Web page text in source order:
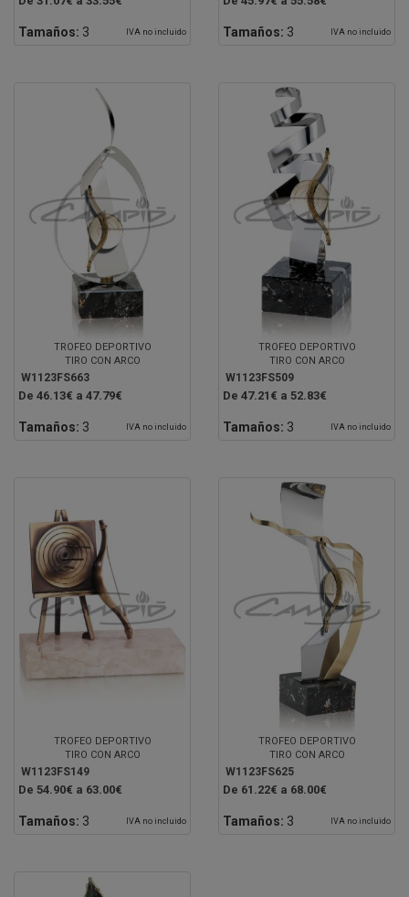
Tamaños: 3 IVA no incluido Tamaños: 3 IVA no incluido
TROFEO DEPORTIVO
TIRO CON ARCO
W1123FS663
De 46.13€ a 47.79€
Tamaños: 3 IVA no incluido
TROFEO DEPORTIVO
TIRO CON ARCO
W1123FS509
De 47.21€ a 52.83€
Tamaños: 3 IVA no incluido
TROFEO DEPORTIVO
TIRO CON ARCO
W1123FS149
De 54.90€ a 63.00€
Tamaños: 3 IVA no incluido
TROFEO DEPORTIVO
TIRO CON ARCO
W1123FS625
De 61.22€ a 68.00€
Tamaños: 3 IVA no incluido